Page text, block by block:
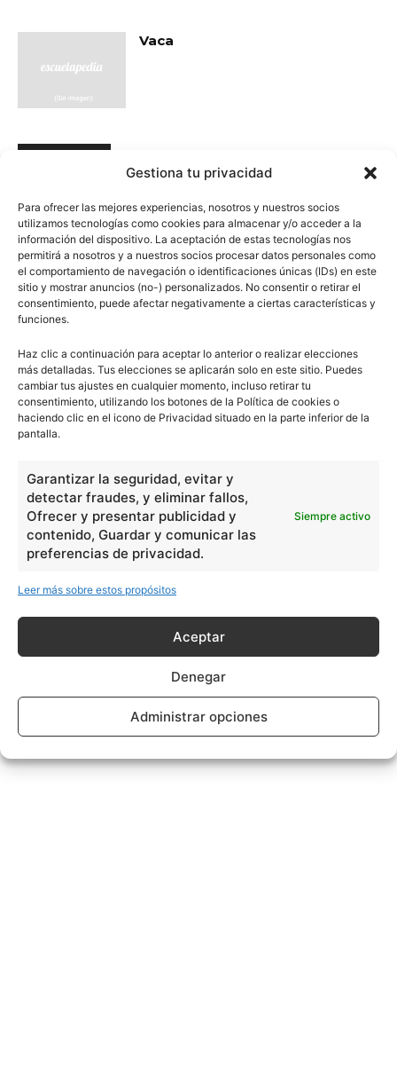
Gestiona tu privacidad
Para ofrecer las mejores experiencias, nosotros y nuestros socios
utilizamos tecnologías como cookies para almacenar y/o acceder a la
información del dispositivo. La aceptación de estas tecnologías nos
permitirá a nosotros y a nuestros socios procesar datos personales como
el comportamiento de navegación o identificaciones únicas (IDs) en este
sitio y mostrar anuncios (no-) personalizados. No consentir o retirar el
consentimiento, puede afectar negativamente a ciertas características y
funciones.
Haz clic a continuación para aceptar lo anterior o realizar elecciones
más detalladas. Tus elecciones se aplicarán solo en este sitio. Puedes
cambiar tus ajustes en cualquier momento, incluso retirar tu
consentimiento, utilizando los botones de la Política de cookies o
haciendo clic en el icono de Privacidad situado en la parte inferior de la
pantalla.
Garantizar la seguridad, evitar y
detectar fraudes, y eliminar fallos,
Ofrecer y presentar publicidad y
contenido, Guardar y comunicar las
preferencias de privacidad.
Siempre activo
Leer más sobre estos propósitos
Aceptar
Denegar
Administrar opciones
Vaca